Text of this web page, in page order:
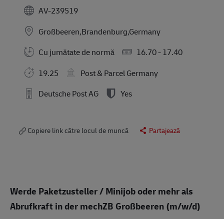
AV-239519
Großbeeren,Brandenburg,Germany
Cu jumătate de normă
16.70 - 17.40
19.25
Post & Parcel Germany
Deutsche Post AG
Yes
Copiere link către locul de muncă Partajează
Werde Paketzusteller / Minijob oder mehr als
Abrufkraft in der mechZB Großbeeren (m/w/d)